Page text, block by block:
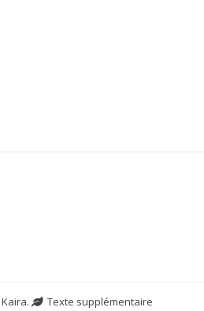
Kaira. Texte supplémentaire